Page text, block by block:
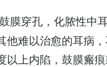
鼓膜穿孔，化脓性中
他难以治愈的耳病
以上内陷，鼓膜瘢